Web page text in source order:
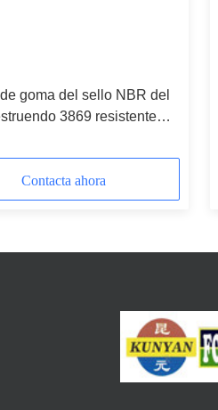
goma del sello NBR del
3869 resistente
Contacta ahora